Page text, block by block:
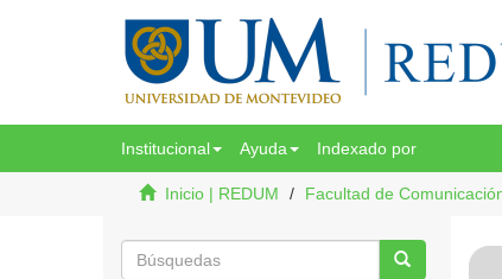
Institucional Ayuda Indexado por
Inicio | REDUM Facultad de